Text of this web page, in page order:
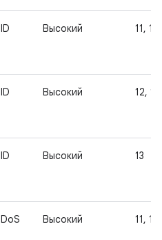
ID Высокий 11,
ID Высокий 12,
ID Высокий 13
DoS Высокий 11,